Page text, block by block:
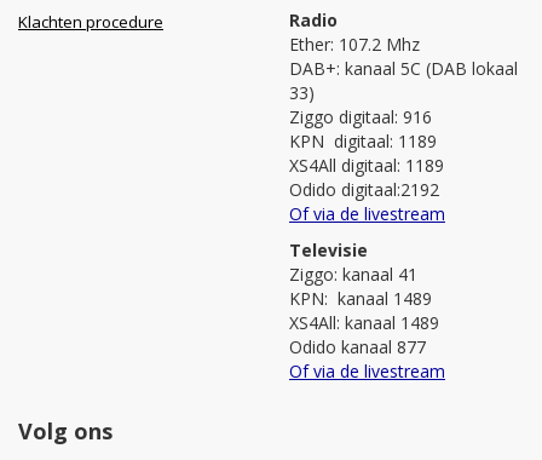
Klachten procedure
Radio
Ether: 107.2 Mhz
DAB+: kanaal 5C (DAB lokaal
33)
Ziggo digitaal: 916
KPN digitaal: 1189
XS4All digitaal: 1189
Odido digitaal:2192
Of via de livestream
Televisie
Ziggo: kanaal 41
KPN: kanaal 1489
XS4All: kanaal 1489
Odido kanaal 877
Of via de livestream
Volg ons